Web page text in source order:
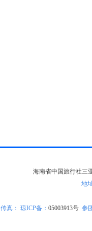
海南省中国旅行社三
地
传真： 琼ICP备： 05003913号参